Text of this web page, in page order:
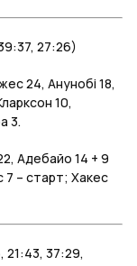
27:26)
24, Анунобі 18,
10,
3.
Адебайо 14 + 9
7 – старт; Хакес
21:43, 37:29,